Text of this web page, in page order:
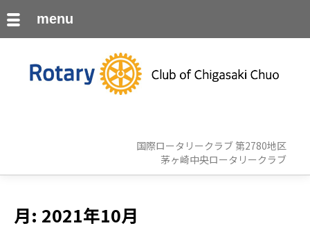
国際ロータリークラブ 第2780地区
茅ヶ崎中央ロータリークラブ
月: 2021年10月
menu